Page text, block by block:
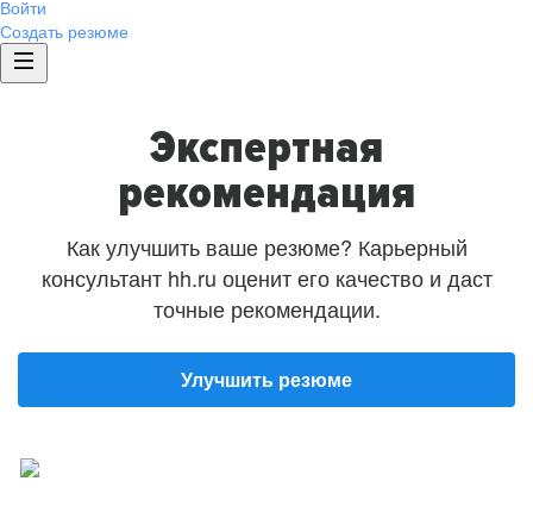
Войти
Создать резюме
Экспертная
рекомендация
Как улучшить ваше резюме? Карьерный
консультант hh.ru оценит его качество и даст
точные рекомендации.
Улучшить резюме